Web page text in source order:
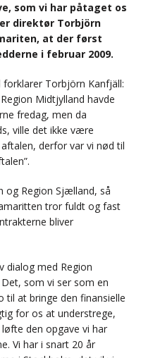
som vi har påtaget os
direktør Torbjörn
at der først
i februar 2009.
forklarer Torbjörn Kanfjäll:
Midtjylland havde
fredag, men da
ville det ikke være
derfor var vi nød til
og Region Sjælland, så
tror fuldt og fast
bliver
dialog med Region
som vi ser som en
til at bringe den finansielle
for os at understrege,
den opgave vi har
Vi har i snart 20 år